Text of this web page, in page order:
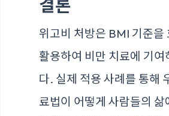
결론
위고비 처방은 BMI 기준을
활용하여 비만 치료에 기여
다. 실제 적용 사례를 통해
료법이 어떻게 사람들의 삶